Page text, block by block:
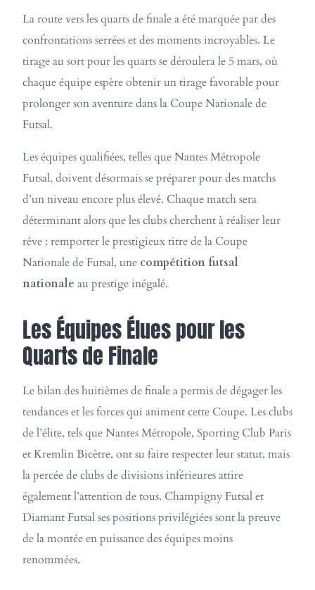
La route vers les quarts de finale a été marquée par des
confrontations serrées et des moments incroyables. Le
tirage au sort pour les quarts se déroulera le 5 mars, où
chaque équipe espère obtenir un tirage favorable pour
prolonger son aventure dans la Coupe Nationale de
Futsal.
Les équipes qualifiées, telles que Nantes Métropole
Futsal, doivent désormais se préparer pour des matchs
d’un niveau encore plus élevé. Chaque match sera
déterminant alors que les clubs cherchent à réaliser leur
rêve : remporter le prestigieux titre de la Coupe
Nationale de Futsal, une compétition futsal
nationale au prestige inégalé.
Les Équipes Élues pour les
Quarts de Finale
Le bilan des huitièmes de finale a permis de dégager les
tendances et les forces qui animent cette Coupe. Les clubs
de l’élite, tels que Nantes Métropole, Sporting Club Paris
et Kremlin Bicêtre, ont su faire respecter leur statut, mais
la percée de clubs de divisions inférieures attire
également l’attention de tous. Champigny Futsal et
Diamant Futsal ses positions privilégiées sont la preuve
de la montée en puissance des équipes moins
renommées.